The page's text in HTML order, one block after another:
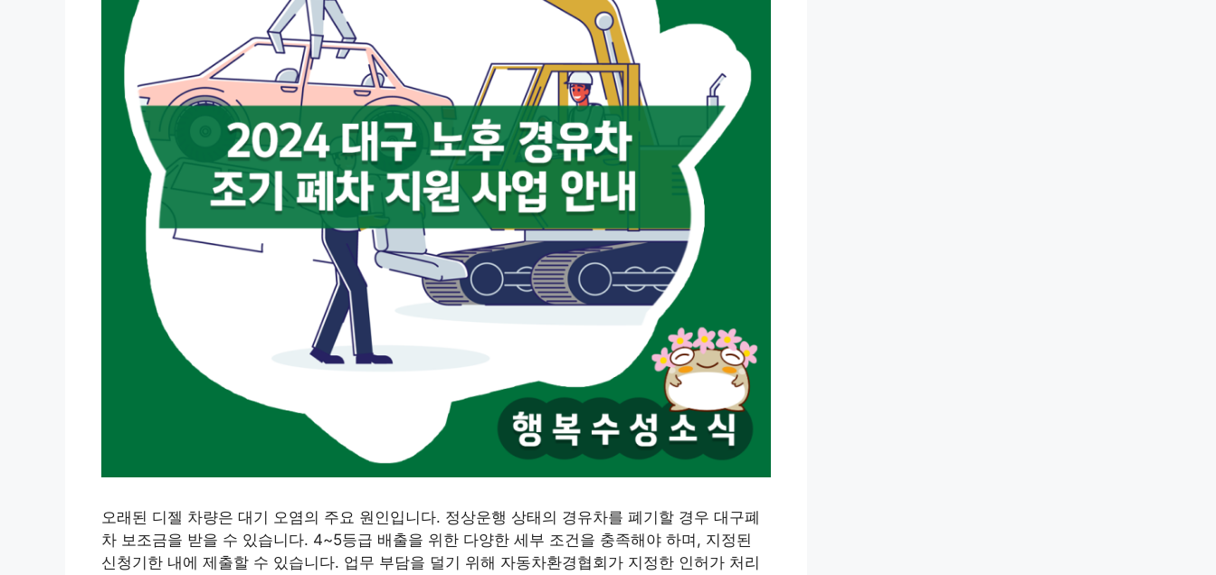
오래된 디젤 차량은 대기 오염의 주요 원인입니다. 정상운행 상태의 경유차를 폐기할 경우 대구폐
차 보조금을 받을 수 있습니다. 4~5등급 배출을 위한 다양한 세부 조건을 충족해야 하며, 지정된
신청기한 내에 제출할 수 있습니다. 업무 부담을 덜기 위해 자동차환경협회가 지정한 인허가 처리